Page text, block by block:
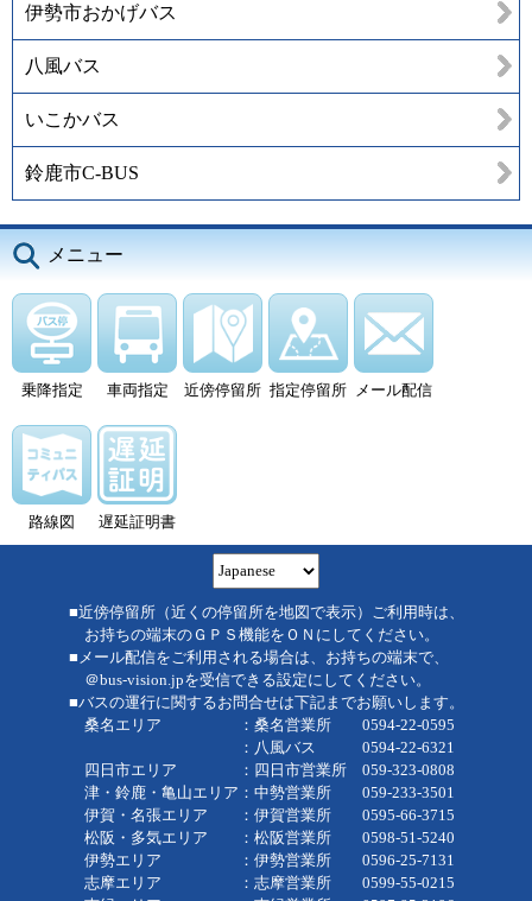
伊勢市おかげバス
八風バス
いこかバス
鈴鹿市C-BUS
メニュー
乗降指定 車両指定 近傍停留所 指定停留所 メール配信
路線図 遅延証明書
■近傍停留所（近くの停留所を地図で表示）ご利用時は、
お持ちの端末のＧＰＳ機能をＯＮにしてください。
■メール配信をご利用される場合は、お持ちの端末で、
＠bus-vision.jpを受信できる設定にしてください。
■バスの運行に関するお問合せは下記までお願いします。
桑名エリア ：桑名営業所 0594-22-0595
：八風バス 0594-22-6321
四日市エリア ：四日市営業所 059-323-0808
津・鈴鹿・亀山エリア：中勢営業所 059-233-3501
伊賀・名張エリア ：伊賀営業所 0595-66-3715
松阪・多気エリア ：松阪営業所 0598-51-5240
伊勢エリア ：伊勢営業所 0596-25-7131
志摩エリア ：志摩営業所 0599-55-0215